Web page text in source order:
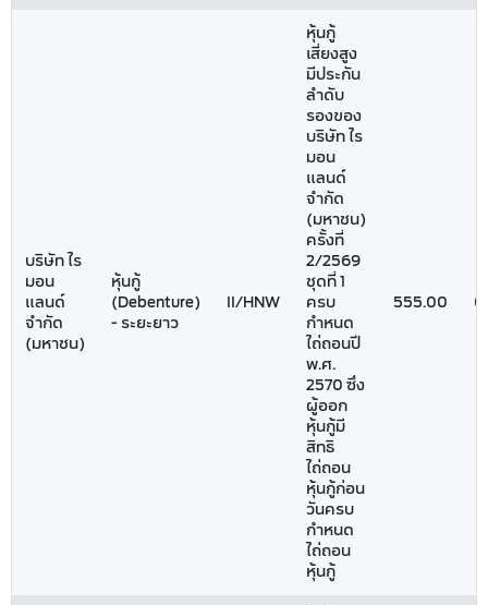
บริษัท ไร
มอน
แลนด์
จำกัด
(มหาชน)
หุ้นกู้
(Debenture)
- ระยะยาว
II/HNW
หุ้นกู้
เสี่ยงสูง
มีประกัน
ลำดับ
รองของ
บริษัท ไร
มอน
แลนด์
จำกัด
(มหาชน)
ครั้งที่
2/2569
ชุดที่ 1
ครบ
กำหนด
ไถ่ถอนปี
พ.ศ.
2570 ซึ่ง
ผู้ออก
หุ้นกู้มี
สิทธิ
ไถ่ถอน
หุ้นกู้ก่อน
วันครบ
กำหนด
ไถ่ถอน
หุ้นกู้
555.00